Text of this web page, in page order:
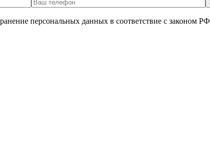
персональных данных в соответствие с законом РФ